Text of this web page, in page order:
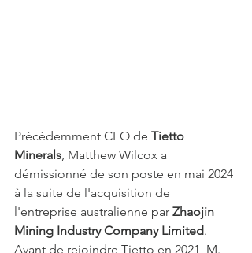
Précédemment CEO de Tietto
Minerals, Matthew Wilcox a
démissionné de son poste en mai 2024
à la suite de l'acquisition de
l'entreprise australienne par Zhaojin
Mining Industry Company Limited.
Avant de rejoindre Tietto en 2021, M.